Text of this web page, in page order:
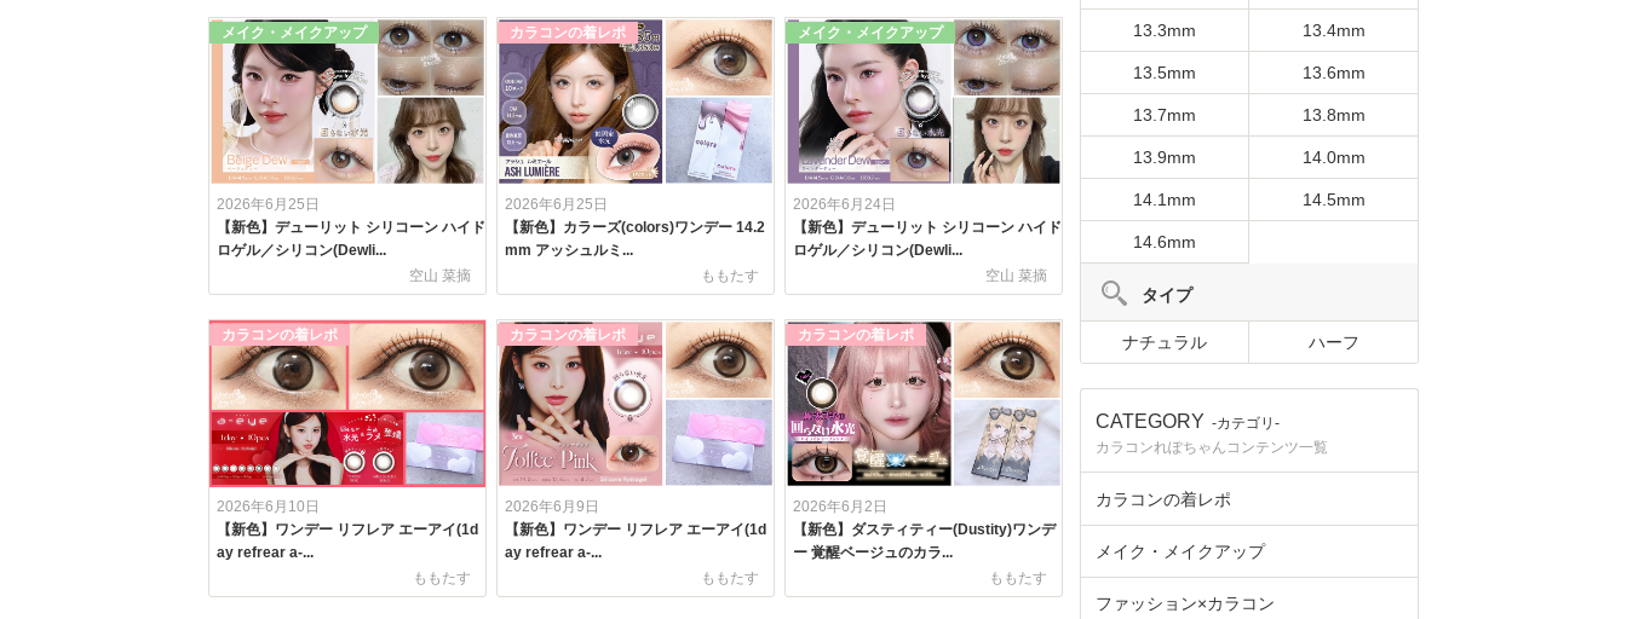
メイク・メイクアップ
2026年6月25日
【新色】デューリット シリコーン ハイド
ロゲル／シリコン(Dewli...
空山 菜摘
カラコンの着レポ
2026年6月25日
【新色】カラーズ(colors)ワンデー 14.2
mm アッシュルミ...
ももたす
メイク・メイクアップ
2026年6月24日
【新色】デューリット シリコーン ハイド
ロゲル／シリコン(Dewli...
空山 菜摘
カラコンの着レポ
2026年6月10日
【新色】ワンデー リフレア エーアイ(1d
ay refrear a-...
ももたす
カラコンの着レポ
2026年6月9日
【新色】ワンデー リフレア エーアイ(1d
ay refrear a-...
ももたす
カラコンの着レポ
2026年6月2日
【新色】ダスティティー(Dustity)ワンデ
ー 覚醒ベージュのカラ...
ももたす
13.3mm 13.4mm
13.5mm 13.6mm
13.7mm 13.8mm
13.9mm 14.0mm
14.1mm 14.5mm
14.6mm
タイプ
ナチュラル ハーフ
CATEGORY -カテゴリ-
カラコンれぽちゃんコンテンツ一覧
カラコンの着レポ
メイク・メイクアップ
ファッション×カラコン